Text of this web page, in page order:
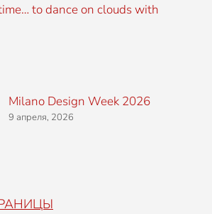
to dance on clouds with
Milano Design Week 2026
9 апреля, 2026